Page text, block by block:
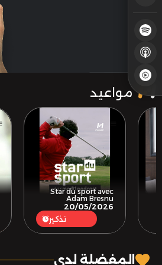
مواعيد
تذكير
Star du sport avec
Adam Bresnu
20/05/2026
المفضلة لدي